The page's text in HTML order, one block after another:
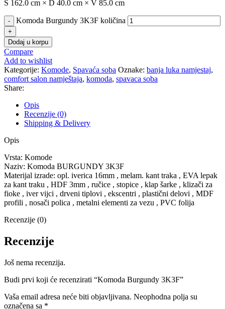
Š 162.0 cm × D 40.0 cm × V 85.0 cm
Komoda Burgundy 3K3F količina
Dodaj u korpu
Compare
Add to wishlist
Kategorije: Komode, Spavaća soba Oznake: banja luka namjestaj,
comfort salon namještaja, komoda, spavaca soba
Share:
Opis
Recenzije (0)
Shipping & Delivery
Opis
Vrsta: Komode
Naziv: Komoda BURGUNDY 3K3F
Materijal izrade: opl. iverica 16mm , melam. kant traka , EVA lepak
za kant traku , HDF 3mm , ručice , stopice , klap šarke , klizači za
fioke , iver vijci , drveni tiplovi , ekscentri , plastični delovi , MDF
profili , nosači polica , metalni elementi za vezu , PVC folija
Recenzije (0)
Recenzije
Još nema recenzija.
Budi prvi koji će recenzirati “Komoda Burgundy 3K3F”
Vaša email adresa neće biti objavljivana. Neophodna polja su
označena sa *